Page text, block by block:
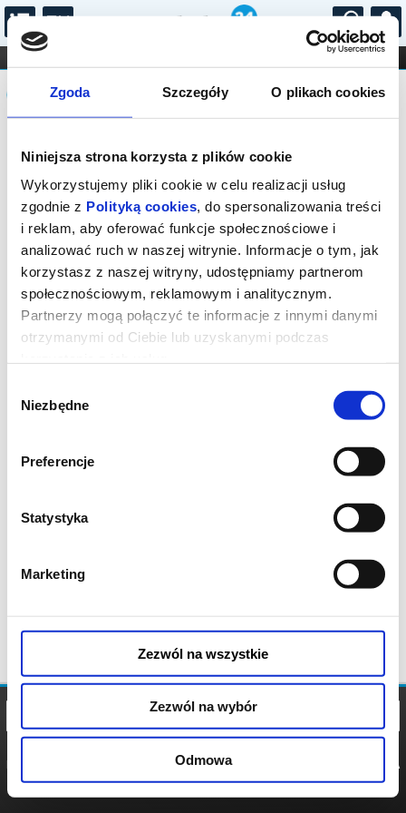
Zgoda Szczegóły O plikach cookies
Niniejsza strona korzysta z plików cookie
Wykorzystujemy pliki cookie w celu realizacji usług
zgodnie z Polityką cookies, do spersonalizowania treści
i reklam, aby oferować funkcje społecznościowe i
analizować ruch w naszej witrynie. Informacje o tym, jak
korzystasz z naszej witryny, udostępniamy partnerom
społecznościowym, reklamowym i analitycznym.
Partnerzy mogą połączyć te informacje z innymi danymi
otrzymanymi od Ciebie lub uzyskanymi podczas
zgody
Niezbędne
Preferencje
Statystyka
Marketing
Zezwól na wszystkie
Zezwól na wybór
Odmowa
...
FILHARMONIA OPERA I BALET
STAND-UP
DLA DZIECI
Komunikat
Sprzedaż biletów on-line na wydarzenie
została zakończona.
POLITYKA
POLITYKA